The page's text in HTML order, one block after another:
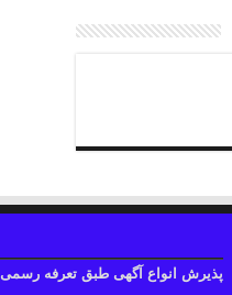
پذیرش انواع آگهی طبق تعرفه رسمی